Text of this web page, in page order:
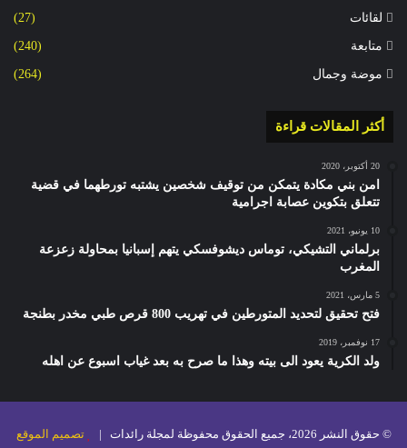
لقائات (27)
متابعة (240)
موضة وجمال (264)
أكثر المقالات قراءة
20 أكتوبر، 2020
امن بني مكادة يتمكن من توقيف شخصين يشتبه تورطهما في قضية
تتعلق بتكوين عصابة اجرامية
10 يونيو، 2021
برلماني التشيكي، توماس ديشوفسكي يتهم إسبانيا بمحاولة زعزعة
المغرب
5 مارس، 2021
فتح تحقيق لتحديد المتورطين في تهريب 800 قرص طبي مخدر بطنجة
17 نوفمبر، 2019
ولد الكرية يعود الى بيته وهذا ما صرح به بعد غياب اسبوع عن اهله
© حقوق النشر 2026، جميع الحقوق محفوظة لمجلة رائدات | تصميم الموقع